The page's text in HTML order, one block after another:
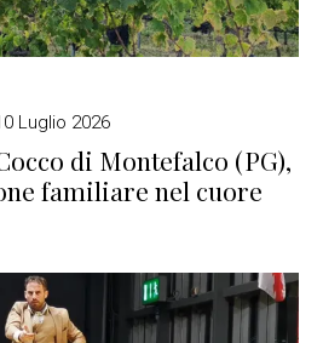
Luglio 2026
di Montefalco (PG),
familiare nel cuore